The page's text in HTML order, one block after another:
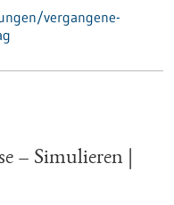
vergangene-
– Simulieren |